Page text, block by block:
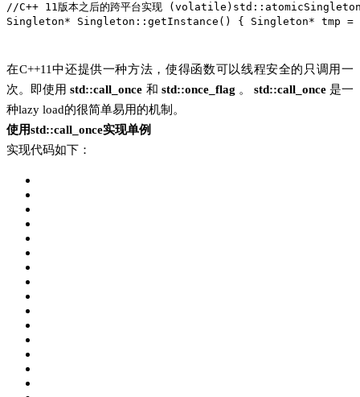
//C++ 11版本之后的跨平台实现 (volatile) std
Singleton* Singleton::getInstance() {
Singleton* tmp =
在C++11中还提供一种方法，使得函数可以线程安全的只调用一
次。即使用 std::call_once 和 std::once_flag 。 std::call_once 是一
种lazy load的很简单易用的机制。
使用std::call_once实现单例
实现代码如下：